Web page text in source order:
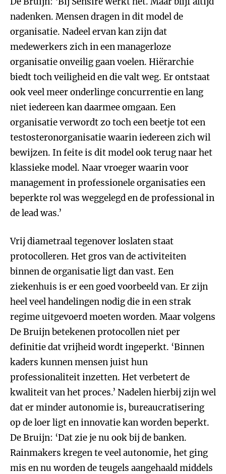
nadenken. Mensen dragen in dit model de
organisatie. Nadeel ervan kan zijn dat
medewerkers zich in een managerloze
organisatie onveilig gaan voelen. Hiërarchie
biedt toch veiligheid en die valt weg. Er ontstaat
ook veel meer onderlinge concurrentie en lang
niet iedereen kan daarmee omgaan. Een
organisatie verwordt zo toch een beetje tot een
testosteronorganisatie waarin iedereen zich wil
bewijzen. In feite is dit model ook terug naar het
klassieke model. Naar vroeger waarin voor
management in professionele organisaties een
beperkte rol was weggelegd en de professional in
de lead was.’
Vrij diametraal tegenover loslaten staat
protocolleren. Het gros van de activiteiten
binnen de organisatie ligt dan vast. Een
ziekenhuis is er een goed voorbeeld van. Er zijn
heel veel handelingen nodig die in een strak
regime uitgevoerd moeten worden. Maar volgens
De Bruijn betekenen protocollen niet per
definitie dat vrijheid wordt ingeperkt. ‘Binnen
kaders kunnen mensen juist hun
professionaliteit inzetten. Het verbetert de
kwaliteit van het proces.’ Nadelen hierbij zijn wel
dat er minder autonomie is, bureaucratisering
op de loer ligt en innovatie kan worden beperkt.
De Bruijn: ‘Dat zie je nu ook bij de banken.
Rainmakers kregen te veel autonomie, het ging
mis en nu worden de teugels aangehaald middels